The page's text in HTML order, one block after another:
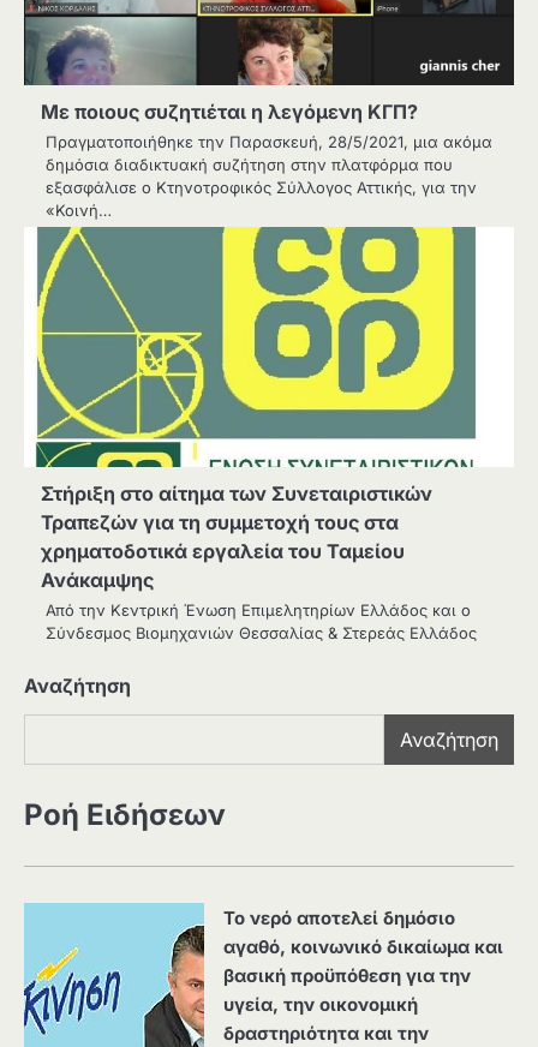
Με ποιους συζητιέται η λεγόμενη ΚΓΠ?
Πραγματοποιήθηκε την Παρασκευή, 28/5/2021, μια ακόμα
δημόσια διαδικτυακή συζήτηση στην πλατφόρμα που
εξασφάλισε ο Κτηνοτροφικός Σύλλογος Αττικής, για την
«Κοινή…
Στήριξη στο αίτημα των Συνεταιριστικών
Τραπεζών για τη συμμετοχή τους στα
χρηματοδοτικά εργαλεία του Ταμείου
Ανάκαμψης
Από την Κεντρική Ένωση Επιμελητηρίων Ελλάδος και ο
Σύνδεσμος Βιομηχανιών Θεσσαλίας & Στερεάς Ελλάδος
Αναζήτηση
Αναζήτηση
Ροή Ειδήσεων
Το νερό αποτελεί δημόσιο
αγαθό, κοινωνικό δικαίωμα και
βασική προϋπόθεση για την
υγεία, την οικονομική
δραστηριότητα και την